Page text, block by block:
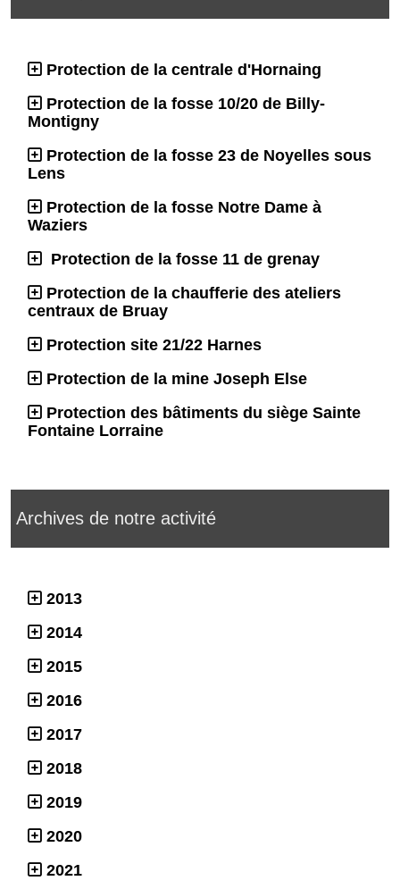
Protection de la centrale d'Hornaing
Protection de la fosse 10/20 de Billy-
Montigny
Protection de la fosse 23 de Noyelles sous
Lens
Protection de la fosse Notre Dame à
Waziers
Protection de la fosse 11 de grenay
Protection de la chaufferie des ateliers
centraux de Bruay
Protection site 21/22 Harnes
Protection de la mine Joseph Else
Protection des bâtiments du siège Sainte
Fontaine Lorraine
Archives de notre activité
2013
2014
2015
2016
2017
2018
2019
2020
2021